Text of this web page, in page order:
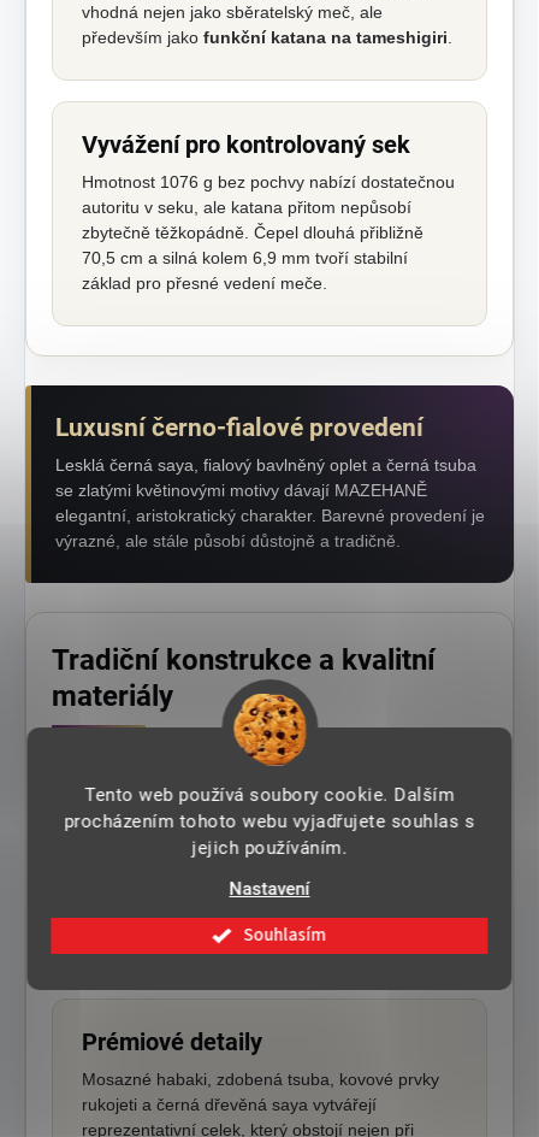
Tento web používá soubory cookie. Dalším
procházením tohoto webu vyjadřujete souhlas s
jejich používáním.
Nastavení
Souhlasím
vhodná nejen jako sběratelský meč, ale
především jako funkční katana na tameshigiri.
Vyvážení pro kontrolovaný sek
Hmotnost 1076 g bez pochvy nabízí dostatečnou
autoritu v seku, ale katana přitom nepůsobí
zbytečně těžkopádně. Čepel dlouhá přibližně
70,5 cm a silná kolem 6,9 mm tvoří stabilní
základ pro přesné vedení meče.
Luxusní černo-fialové provedení
Lesklá černá saya, fialový bavlněný oplet a černá tsuba
se zlatými květinovými motivy dávají MAZEHANĚ
elegantní, aristokratický charakter. Barevné provedení je
výrazné, ale stále působí důstojně a tradičně.
Tradiční konstrukce a kvalitní
materiály
Pravá rejnočí kůže
Pod fialovým opletem se nacházípravá
, která zpevňuje rukojeť a vytváří
autentický podklad pro bavlněné ito. Úchop je
Prémiové detaily
Mosazné habaki, zdobená tsuba, kovové prvky
rukojeti a černá dřevěná saya vytvářejí
reprezentativní celek, který obstojí nejen při